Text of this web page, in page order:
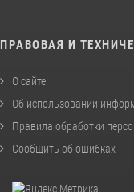
ПРАВОВАЯ И
О сайте
Об использовании
Правила обработки
Сообщить об ошибках